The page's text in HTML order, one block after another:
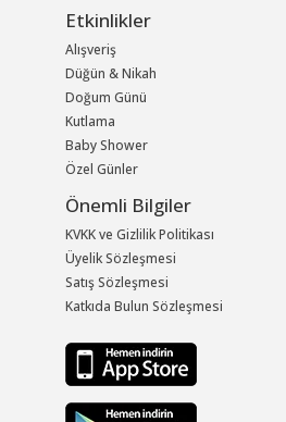
Etkinlikler
Alışveriş
Düğün & Nikah
Doğum Günü
Kutlama
Baby Shower
Özel Günler
Önemli Bilgiler
KVKK ve Gizlilik Politikası
Üyelik Sözleşmesi
Satış Sözleşmesi
Katkıda Bulun Sözleşmesi